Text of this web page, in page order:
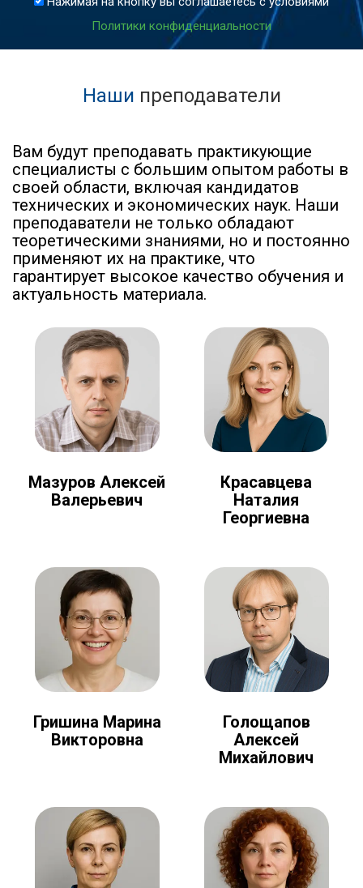
Политики конфиденциальности
Наши преподаватели
Вам будут преподавать практикующие
специалисты с большим опытом работы в
своей области, включая кандидатов
технических и экономических наук. Наши
преподаватели не только обладают
теоретическими знаниями, но и постоянно
применяют их на практике, что
гарантирует высокое качество обучения и
актуальность материала.
Мазуров Алексей
Валерьевич
Красавцева
Наталия
Георгиевна
Гришина Марина
Викторовна
Голощапов
Алексей
Михайлович